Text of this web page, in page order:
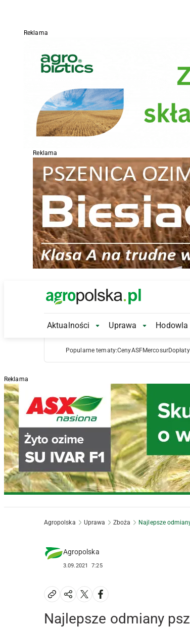
Reklama
Reklama
Main Logo
Aktualności Aktualności Submenu
Uprawa Uprawa
Hodowla
Popularne tematy:CenyASFMercosurDopłaty
Reklama
Agropolska Uprawa Zboża Najlepsze
Agropolska
3.09.2021 7:25
Najlepsze odmiany